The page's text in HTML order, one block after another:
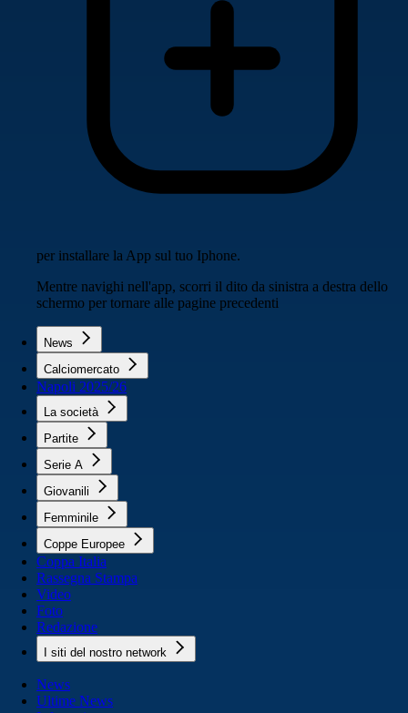
per installare la App sul tuo Iphone.
Mentre navighi nell'app, scorri il dito da sinistra a destra dello
schermo per tornare alle pagine precedenti
News
Calciomercato
Napoli 2025/26
La società
Partite
Serie A
Giovanili
Femminile
Coppe Europee
Coppa Italia
Rassegna Stampa
Video
Foto
Redazione
I siti del nostro network
News
Ultime News